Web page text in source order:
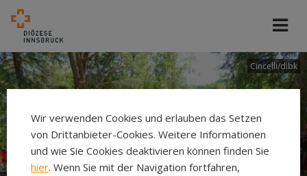
Cincelli/dibk
Wir verwenden Cookies und erlauben das Setzen
von Drittanbieter-Cookies. Weitere Informationen
und wie Sie Cookies deaktivieren können finden Sie
hier. Wenn Sie mit der Navigation fortfahren,